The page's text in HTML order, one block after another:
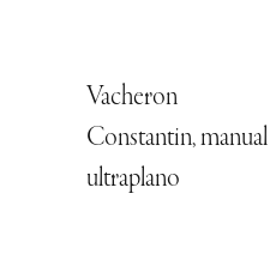
Vacheron
Constantin, manual
ultraplano